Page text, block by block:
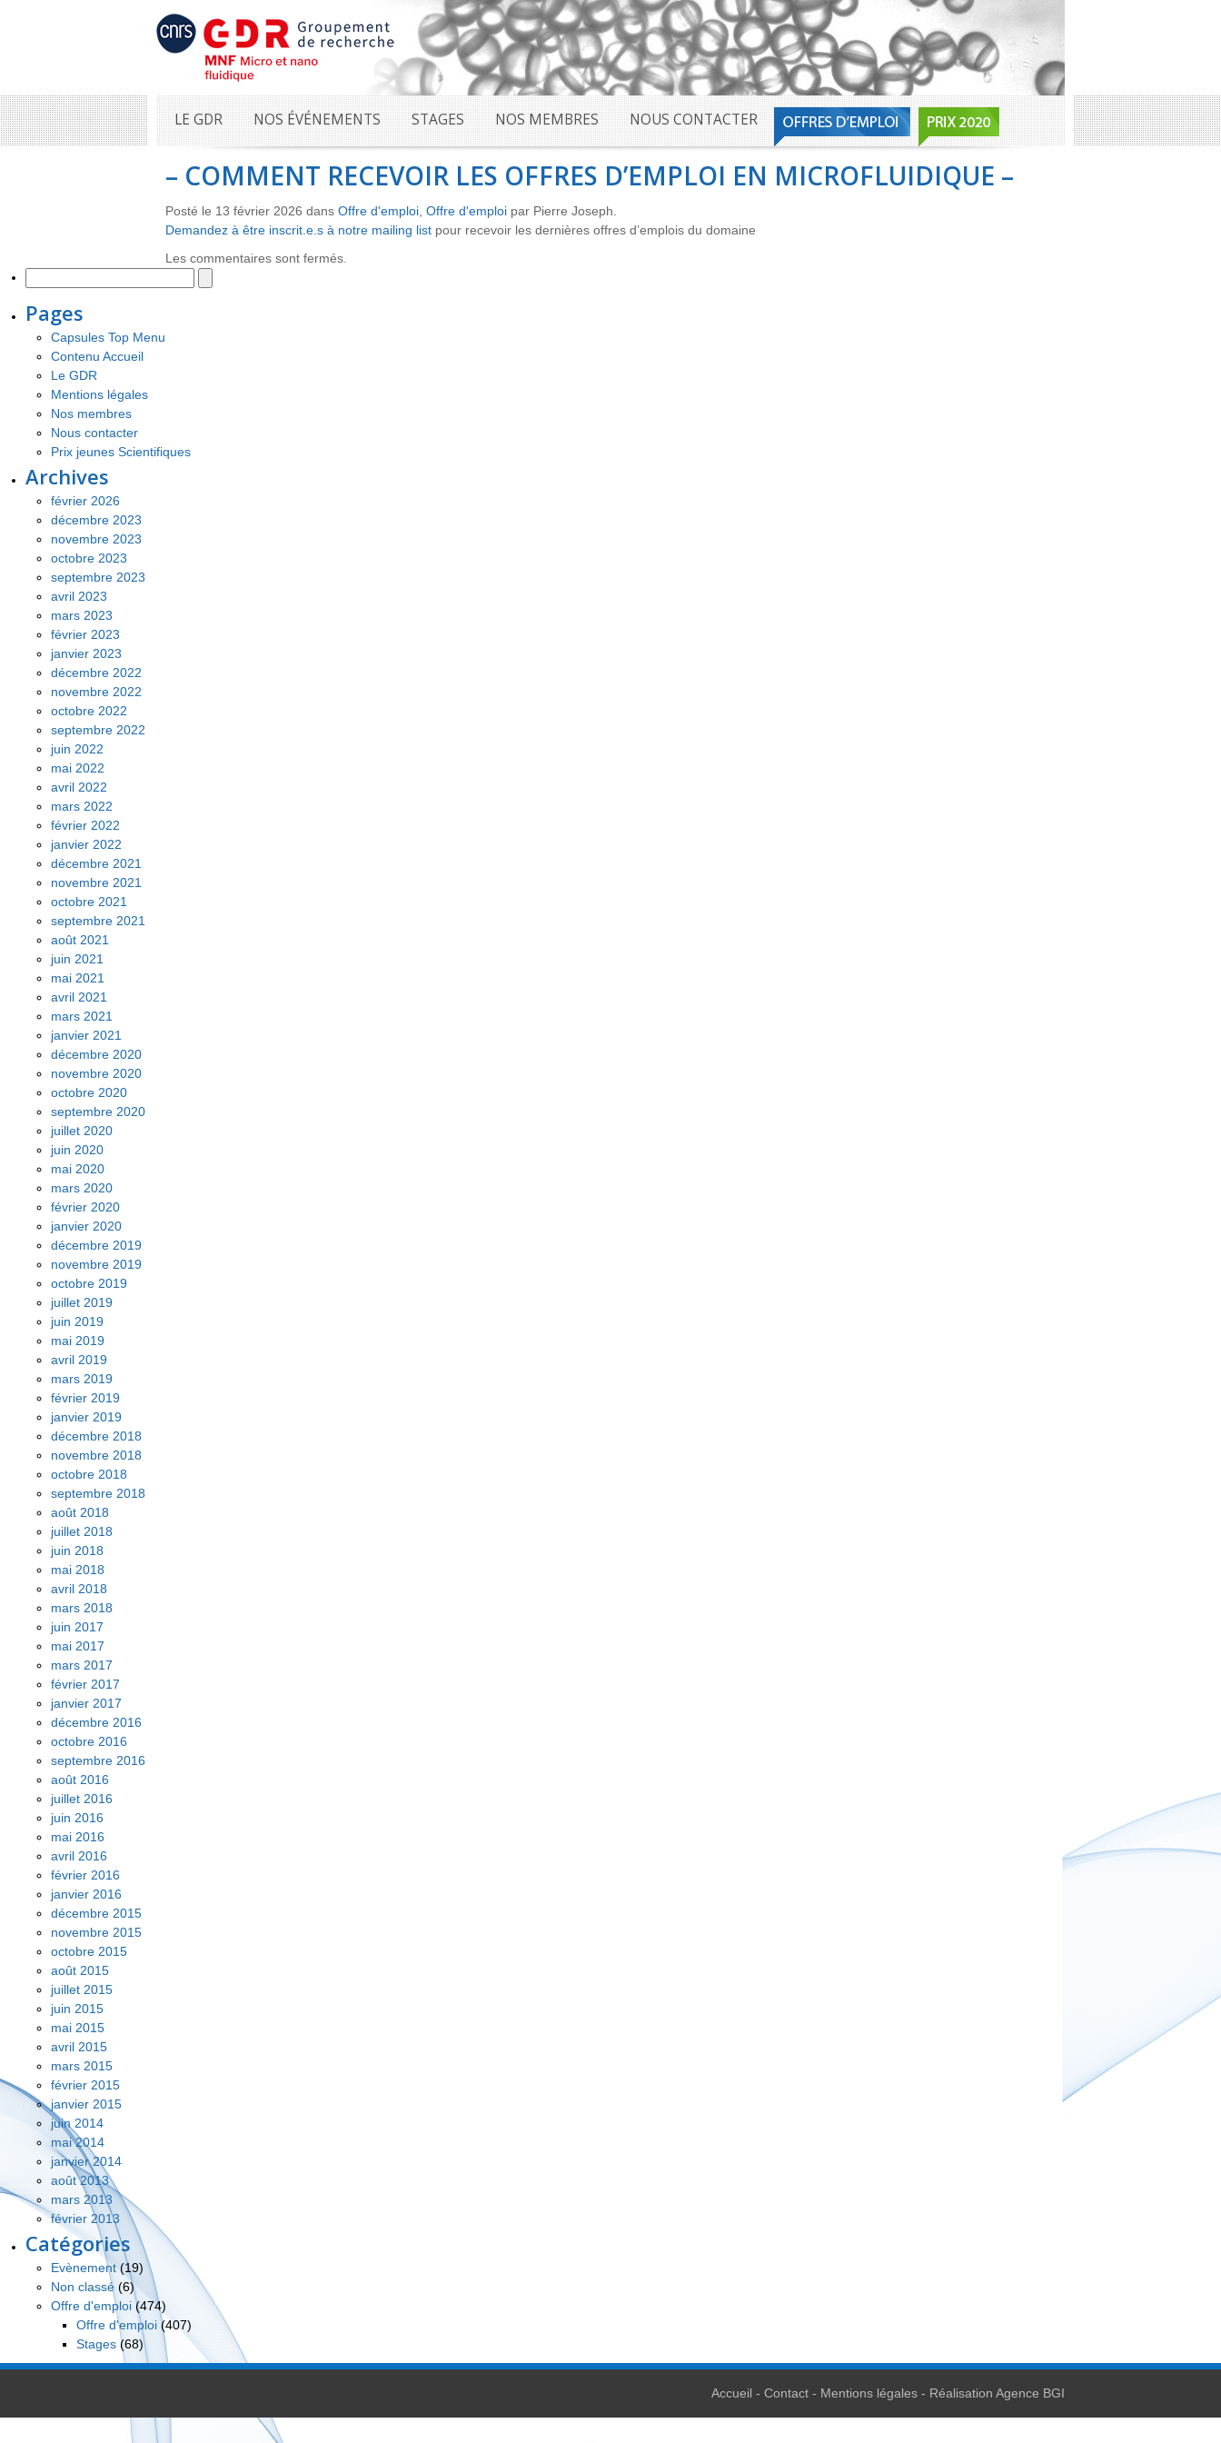
LE GDR NOS ÉVÉNEMENTS STAGES NOS MEMBRES NOUS CONTACTER
– COMMENT RECEVOIR LES OFFRES D’EMPLOI EN MICROFLUIDIQUE –
Posté le 13 février 2026 dans Offre d'emploi Offre d'emploi par Pierre Joseph.
Demandez à être inscrit.e.s à notre mailing list pour recevoir les dernières offres d’emplois du domaine
Les commentaires sont fermés.
Pages
Capsules Top Menu
Contenu Accueil
Le GDR
Mentions légales
Nos membres
Nous contacter
Prix jeunes Scientifiques
Archives
février 2026
décembre 2023
novembre 2023
octobre 2023
septembre 2023
avril 2023
mars 2023
février 2023
janvier 2023
décembre 2022
novembre 2022
octobre 2022
septembre 2022
juin 2022
mai 2022
avril 2022
mars 2022
février 2022
janvier 2022
décembre 2021
novembre 2021
octobre 2021
septembre 2021
août 2021
juin 2021
mai 2021
avril 2021
mars 2021
janvier 2021
décembre 2020
novembre 2020
octobre 2020
septembre 2020
juillet 2020
juin 2020
mai 2020
mars 2020
février 2020
janvier 2020
décembre 2019
novembre 2019
octobre 2019
juillet 2019
juin 2019
mai 2019
avril 2019
mars 2019
février 2019
janvier 2019
décembre 2018
novembre 2018
octobre 2018
septembre 2018
août 2018
juillet 2018
juin 2018
mai 2018
avril 2018
mars 2018
juin 2017
mai 2017
mars 2017
février 2017
janvier 2017
décembre 2016
octobre 2016
septembre 2016
août 2016
juillet 2016
juin 2016
mai 2016
avril 2016
février 2016
janvier 2016
décembre 2015
novembre 2015
octobre 2015
août 2015
juillet 2015
juin 2015
mai 2015
avril 2015
mars 2015
février 2015
janvier 2015
juin 2014
mai 2014
janvier 2014
août 2013
mars 2013
février 2013
Catégories
Evènement(19)
Non classé (6)
Offre d'emploi (474)
Offre d'emploi (407)
Stages (68)
Accueil Contact Mentions légales Réalisation Agence BGI